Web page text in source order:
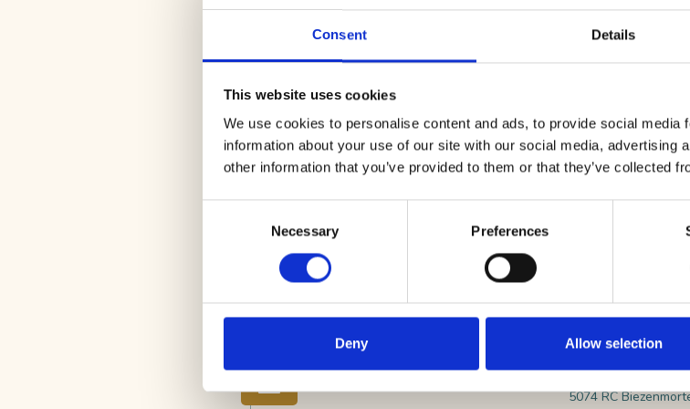
Consent Details
This website uses cookies
We use cookies to personalise content and ads, to provide social
information about your use of our site with our social media, advertising
other information that you’ve provided to them or that they’ve collected
Necessary Preferences
Deny Allow selection
maken ieder bezoek weer een nieuwe belevenis.
Let op! Om te mountainbiken in De Loonse en Drunense Duinen heb je een
ROUTES EN TIPS
Startpunt
Oude Bosschebaan 11, 5074 RC
2
Eetcafé De
5074 RC